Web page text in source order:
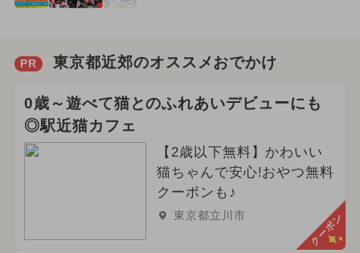
PR 東京都近郊のオススメおでかけ
0歳～遊べて猫とのふれあいデビューにも
◎駅近猫カフェ
【2歳以下無料】かわいい
猫ちゃんで安心!おやつ無料
クーポンも♪
東京都立川市 クーポン